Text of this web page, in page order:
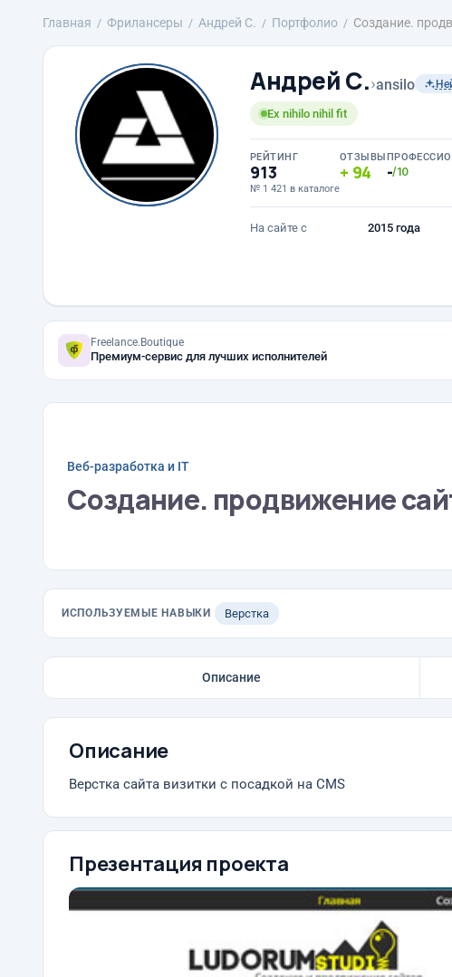
Главная Фрилансеры Андрей С. Портфолио Создание.
Андрей С.›ansilo
Ex nihilo nihil fit
РЕЙТИНГ
913
№ 1 421 в каталоге
ОТЗЫВЫ
94 -/10
На сайте с 2015 года
Freelance.Boutique
Премиум-сервис для лучших исполнителей
Веб-разработка и IT
Создание. продвижение
ИСПОЛЬЗУЕМЫЕ НАВЫКИ Верстка
Описание
Описание
Верстка сайта визитки с посадкой на CMS
Презентация проекта